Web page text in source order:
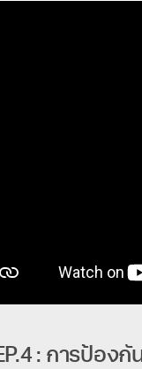
: การป้องกั